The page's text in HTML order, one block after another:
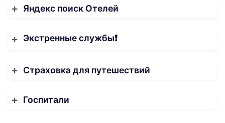
Яндекс поиск Отелей
Экстренные службы❗️
Страховка для путешествий
Госпитали